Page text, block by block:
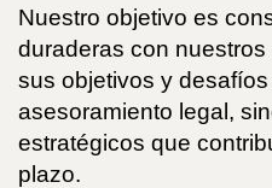
Nuestro objetivo es
duraderas con
sus objetivos y
asesoramiento legal,
estratégicos que
plazo.